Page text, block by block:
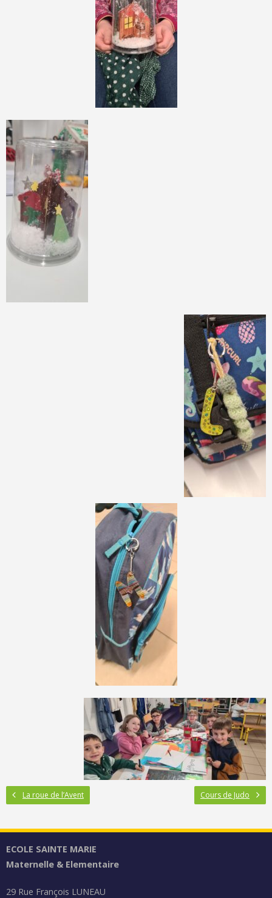
La roue de l’Avent Cours de Judo
ECOLE SAINTE MARIE
Maternelle & Elementaire
29 Rue François LUNEAU